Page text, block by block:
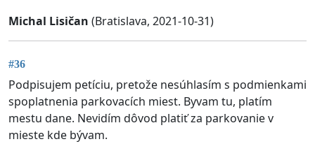
Michal Lisičan (Bratislava, 2021-10-31)
#36
Podpisujem petíciu, pretože nesúhlasím s podmienkami
spoplatnenia parkovacích miest. Byvam tu, platím
mestu dane. Nevidím dôvod platiť za parkovanie v
mieste kde bývam.